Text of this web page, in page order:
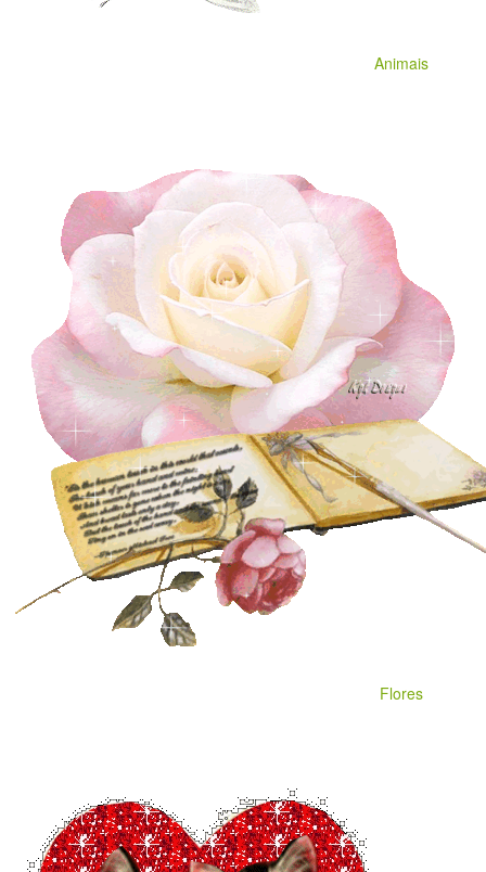
Animais
Flores